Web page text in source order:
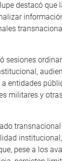
destacó
sesiones
entidades
militares y
pese a los